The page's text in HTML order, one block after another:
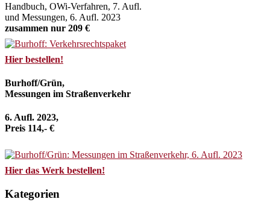
Handbuch, OWi-Verfahren, 7. Aufl.
und Messungen, 6. Aufl. 2023
zusammen nur 209 €
Hier bestellen!
Burhoff/Grün,
Messungen im Straßenverkehr
6. Aufl. 2023,
Preis 114,- €
Hier das Werk bestellen!
Kategorien